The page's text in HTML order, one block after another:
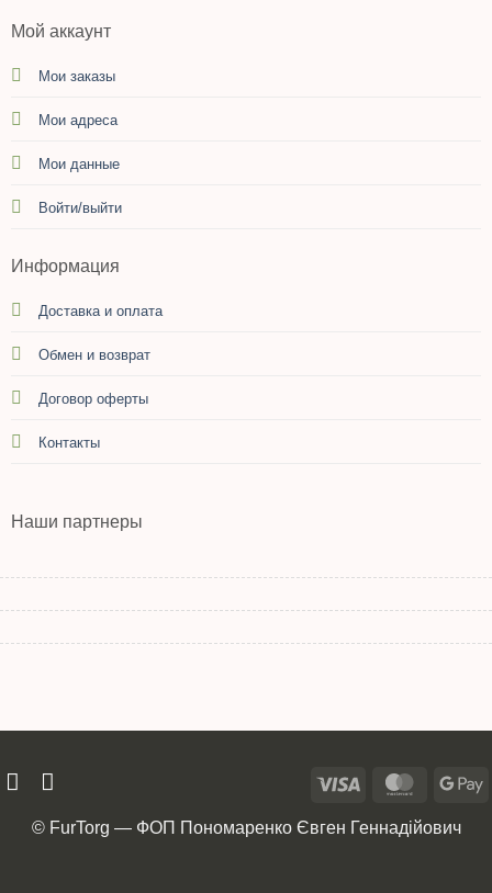
Мой аккаунт
Мои заказы
Мои адреса
Мои данные
Войти/выйти
Информация
Доставка и оплата
Обмен и возврат
Договор оферты
Контакты
Наши партнеры
© FurTorg — ФОП Пономаренко Євген Геннадійович